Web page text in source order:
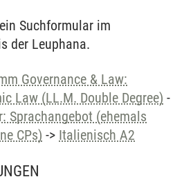
Suchformular im
der Leuphana.
Governance & Law:
Law (LL.M. Double Degree) -
Sprachangebot (ehemals
CPs) -> Italienisch A2